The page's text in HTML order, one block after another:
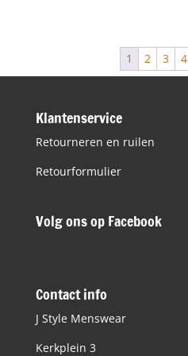
€129,90.€64,95.
1 2 3 4
Klantenservice
Retourneren en ruilen
Retourformulier
Volg ons op Facebook
Contact info
J Style Menswear
Kerkplein 3